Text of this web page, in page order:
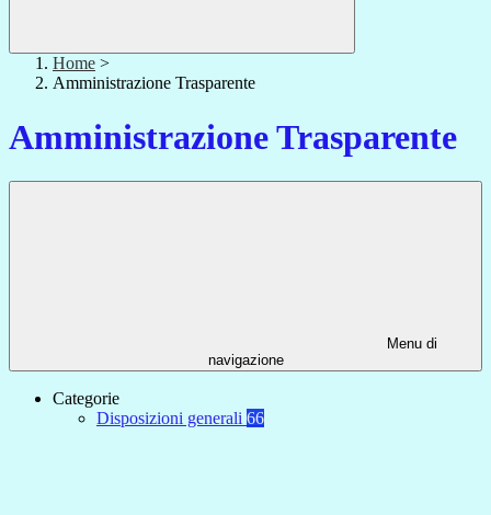
Home >
Amministrazione Trasparente
Amministrazione Trasparente
Menu di
navigazione
Categorie
Disposizioni generali 66